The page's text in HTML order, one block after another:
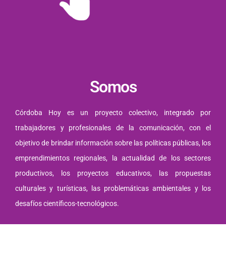
Somos
Córdoba Hoy es un proyecto colectivo, integrado por
trabajadores y profesionales de la comunicación, con el
objetivo de brindar información sobre las políticas públicas, los
emprendimientos regionales, la actualidad de los sectores
productivos, los proyectos educativos, las propuestas
culturales y turísticas, las problemáticas ambientales y los
desafíos científicos-tecnológicos.